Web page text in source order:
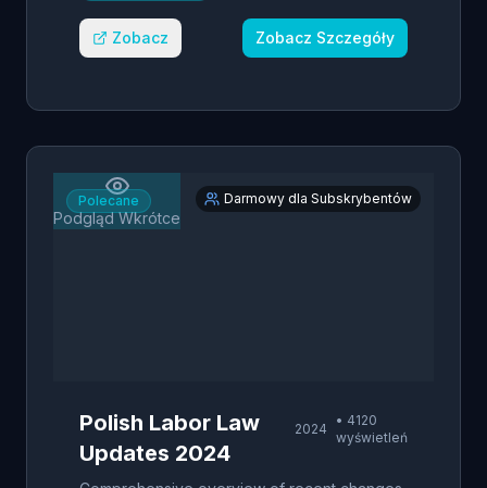
Zobacz Zobacz Szczegóły
Podgląd Wkrótce
Polecane Darmowy dla Subskrybentów
Polish Labor Law
Updates 2024
2024
• 4120
wyświetleń